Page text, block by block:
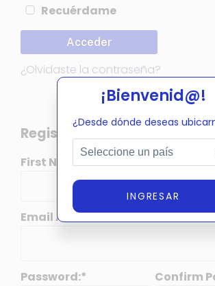
¡Bienvenid@!
¿Desde dónde deseas
INGRESAR
A
l
r
t
v
Recuérdame
Acceder
¿Olvidaste la contraseña?
Register New Affiliate
First Name:* Last
Email Address:*
Password:* Confirm